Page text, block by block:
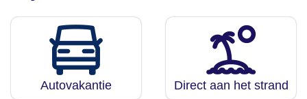
Autovakantie Direct aan het strand